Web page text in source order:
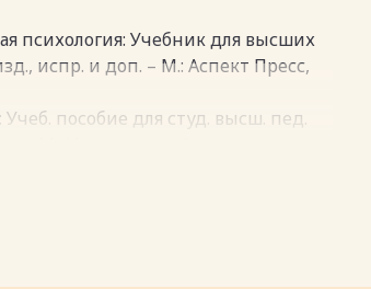
психология: Учебник для высших
испр. и доп. – М.: Аспект Пресс,
пособие для студ. высш. пед.